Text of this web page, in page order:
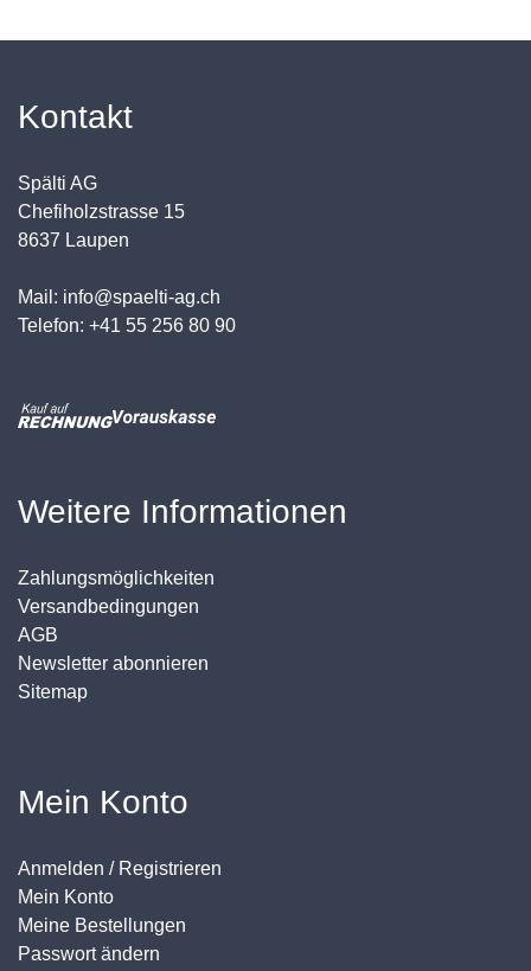
Kontakt
Spälti AG
Chefiholzstrasse 15
8637 Laupen
Mail: info@spaelti-ag.ch
Telefon: +41 55 256 80 90
Weitere Informationen
Zahlungsmöglichkeiten
Versandbedingungen
AGB
Newsletter abonnieren
Sitemap
Mein Konto
Anmelden / Registrieren
Mein Konto
Meine Bestellungen
Passwort ändern